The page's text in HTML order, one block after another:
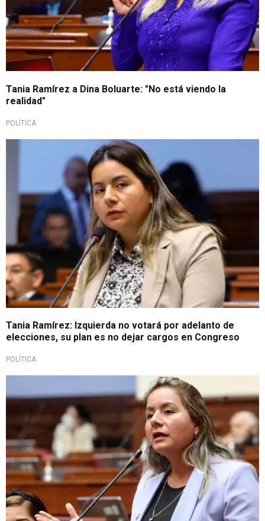
Tania Ramírez a Dina Boluarte: "No está viendo la
realidad"
POLÍTICA
Arremete contra legisladores
Tania Ramírez: Izquierda no votará por adelanto de
elecciones, su plan es no dejar cargos en Congreso
POLÍTICA